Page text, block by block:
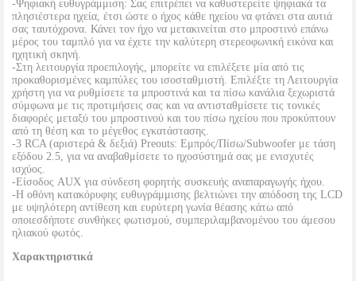
-Ψηφιακή ευθυγράμμιση: Σας επιτρέπει να καθυστερείτε ψηφιακά τα
πλησιέστερα ηχεία, έτσι ώστε ο ήχος κάθε ηχείου να φτάνει στα αυτιά
σας ταυτόχρονα. Κάνει τον ήχο να μετακινείται στο μπροστινό επάνω
μέρος του ταμπλό για να έχετε την καλύτερη στερεοφωνική εικόνα και
ηχητική σκηνή.
-Στη λειτουργία προεπιλογής, μπορείτε να επιλέξετε μία από τις
προκαθορισμένες καμπύλες του ισοσταθμιστή. Επιλέξτε τη Λειτουργία
χρήστη για να ρυθμίσετε τα μπροστινά και τα πίσω κανάλια ξεχωριστά
σύμφωνα με τις προτιμήσεις σας και να αντισταθμίσετε τις τονικές
διαφορές μεταξύ του μπροστινού και του πίσω ηχείου που προκύπτουν
από τη θέση και το μέγεθος εγκατάστασης.
-3 RCA (αριστερά & δεξιά) Preouts: Εμπρός/Πίσω/Subwoofer με τάση
εξόδου 2.5, για να αναβαθμίσετε το ηχοσύστημά σας με ενισχυτές
ισχύος.
-Είσοδος AUX για σύνδεση φορητής συσκευής αναπαραγωγής ήχου.
-Η οθόνη κατακόρυφης ευθυγράμμισης βελτιώνει την απόδοση της LCD
με υψηλότερη αντίθεση και ευρύτερη γωνία θέασης κάτω από
οποιεσδήποτε συνθήκες φωτισμού, συμπεριλαμβανομένου του άμεσου
ηλιακού φωτός.
Χαρακτηριστικά